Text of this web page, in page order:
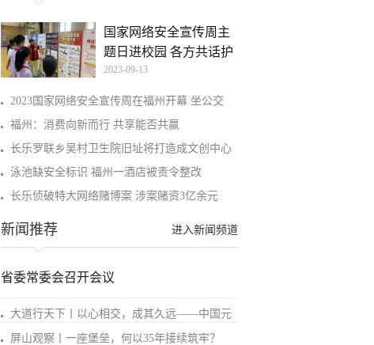
国家网络安全宣传周主
题日进校园 各方共话护
2023-09-13
2023国家网络安全宣传周在福州开幕 坐公交
福州：消费向新而行 共享能否共赢
长乐罗联乡吴村卫生院旧址将打造成文创中心
泳池缺安全标识 福州一酒店被责令整改
长乐侦破特大网络赌博案 涉案赌资3亿余元
进入新闻频道
新闻推荐
省委常委会召开会议
大道行天下丨以心相交，成其久远——中国元
屏山观察丨一座堡垒，何以35年接续筑牢？